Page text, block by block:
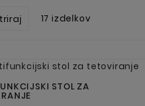
17 izdelkov
 
STOL ZA